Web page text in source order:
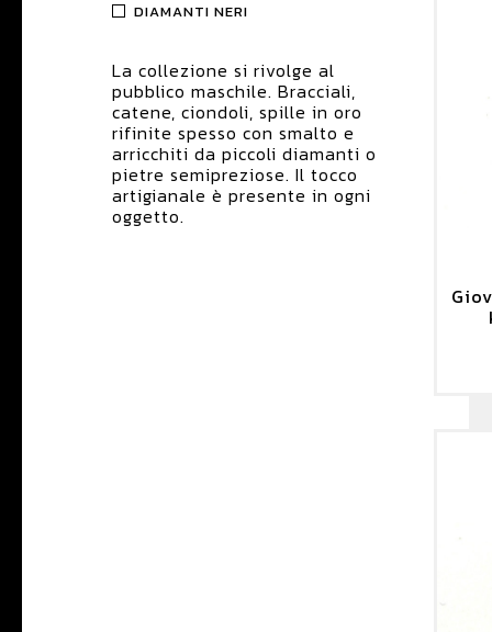
DIAMANTI NERI
La collezione si rivolge al
pubblico maschile. Bracciali,
catene, ciondoli, spille in oro
rifinite spesso con smalto e
arricchiti da piccoli diamanti o
pietre semipreziose. Il tocco
artigianale è presente in ogni
oggetto.